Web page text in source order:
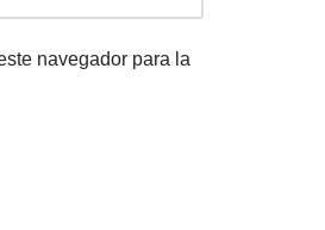
navegador para la